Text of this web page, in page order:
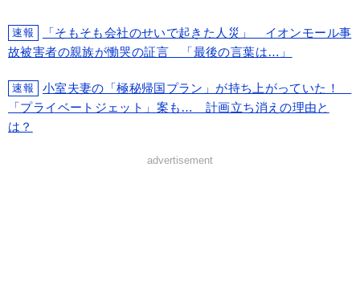
速報
「そもそも会社のせいで起きた人災」 イオンモール事
故被害者の親族が慟哭の証言 「最後の言葉は…」
速報
小室夫妻の「極秘帰国プラン」が持ち上がっていた！
「プライベートジェット」案も… 計画立ち消えの理由と
は？
advertisement